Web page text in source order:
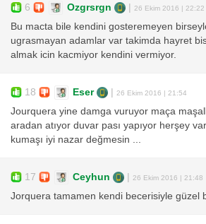
6 Ozgrsrgn | 26 Ekim 2016 | 22:22
Bu macta bile kendini gosteremeyen
ugrasmayan adamlar var takimda hayret
almak icin kacmiyor kendini vermiyor.
18 Eser | 26 Ekim 2016 | 21:54
Jourquera yine damga vuruyor maça
aradan atıyor duvar pası yapıyor herşey
kumaşı iyi nazar değmesin ...
17 Ceyhun | 26 Ekim 2016 | 21:48
Jorquera tamamen kendi becerisiyle güzel